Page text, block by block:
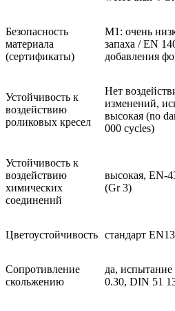
Безопасность
материала
(сертификаты)
М1: очень
запаха / EN
добавления
Устойчивость к
воздействию
роликовых кресел
Нет
изменений,
высокая (no
000 cycles)
Устойчивость к
воздействию
химических
соединений
высокая, EN-
(Gr 3)
Цветоустойчивость стандарт
Сопротивление
скольжению
да,
0.30, DIN 51